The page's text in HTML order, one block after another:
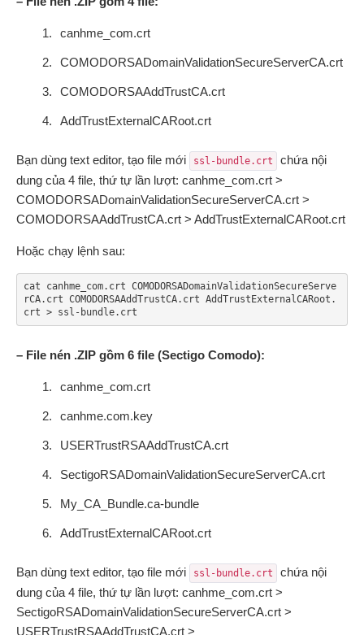
canhme_com.crt
COMODORSADomainValidationSecureServerCA.crt
COMODORSAAddTrustCA.crt
AddTrustExternalCARoot.crt
Bạn dùng text editor, tạo file mới ssl-bundle.crt
chứa nội
dung của 4 file, thứ tự lần lượt: canhme_com.crt >
COMODORSADomainValidationSecureServerCA.crt >
COMODORSAAddTrustCA.crt > AddTrustExternalCARoot.crt
Hoặc chạy lệnh sau:
cat canhme_com.crt COMODORSADomainValidationSecureServe
rCA.crt COMODORSAAddTrustCA.crt AddTrustExternalCARoot.
crt > ssl-bundle.crt
– File nén .ZIP gồm 6 file (Sectigo Comodo):
canhme_com.crt
canhme.com.key
USERTrustRSAAddTrustCA.crt
SectigoRSADomainValidationSecureServerCA.crt
My_CA_Bundle.ca-bundle
AddTrustExternalCARoot.crt
Bạn dùng text editor, tạo file mới ssl-bundle.crt
chứa nội
dung của 4 file, thứ tự lần lượt: canhme_com.crt >
SectigoRSADomainValidationSecureServerCA.crt >
USERTrustRSAAddTrustCA.crt >